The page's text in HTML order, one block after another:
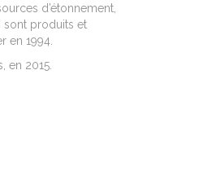
d’étonnement,
sont produits et
en 1994.
en 2015.